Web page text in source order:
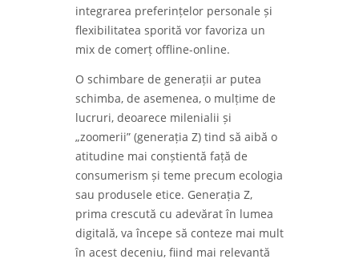
integrarea preferințelor personale și
flexibilitatea sporită vor favoriza un
mix de comerț offline-online.
O schimbare de generații ar putea
schimba, de asemenea, o mulțime de
lucruri, deoarece milenialii și
„zoomerii” (generația Z) tind să aibă o
atitudine mai conștientă față de
consumerism și teme precum ecologia
sau produsele etice. Generația Z,
prima crescută cu adevărat în lumea
digitală, va începe să conteze mai mult
în acest deceniu, fiind mai relevantă